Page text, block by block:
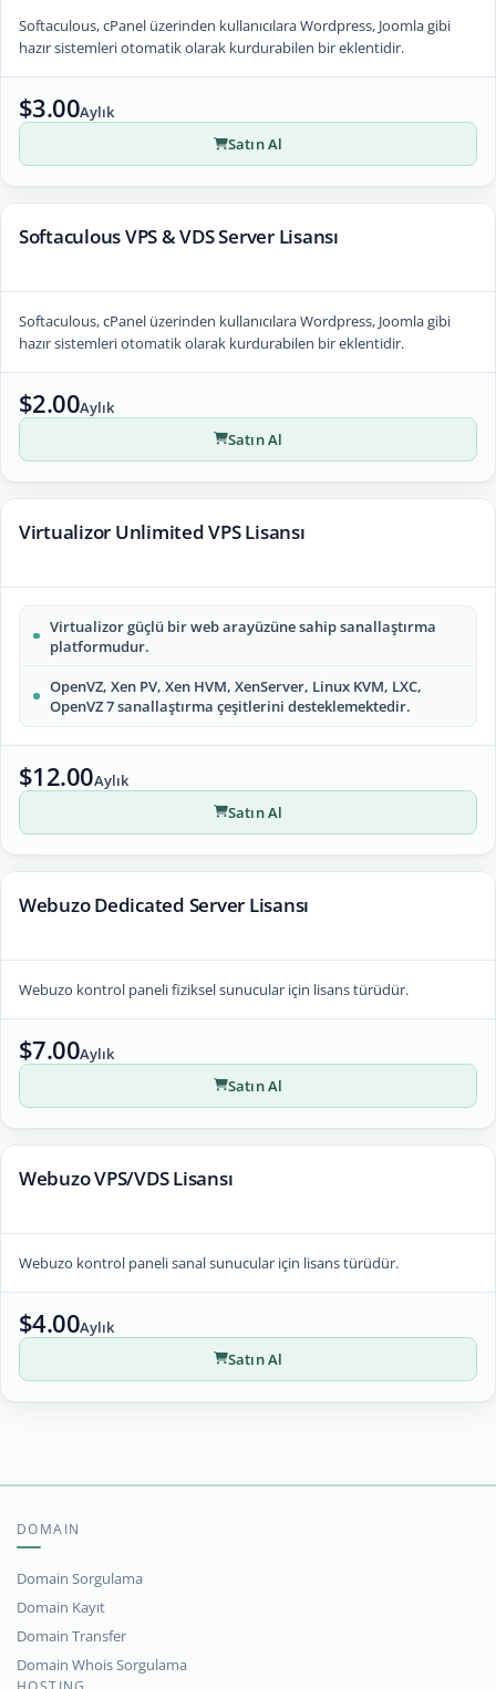
Softaculous, cPanel üzerinden kullanıcılara Wordpress, Joomla gibi
hazır sistemleri otomatik olarak kurdurabilen bir eklentidir.
$3.00Aylık
Satın Al
Softaculous VPS & VDS Server Lisansı
Softaculous, cPanel üzerinden kullanıcılara Wordpress, Joomla gibi
hazır sistemleri otomatik olarak kurdurabilen bir eklentidir.
$2.00Aylık
Satın Al
Virtualizor Unlimited VPS Lisansı
Virtualizor güçlü bir web arayüzüne sahip sanallaştırma
platformudur.
OpenVZ, Xen PV, Xen HVM, XenServer, Linux KVM, LXC,
OpenVZ 7 sanallaştırma çeşitlerini desteklemektedir.
$12.00Aylık
Satın Al
Webuzo Dedicated Server Lisansı
Webuzo kontrol paneli fiziksel sunucular için lisans türüdür.
$7.00Aylık
Satın Al
Webuzo VPS/VDS Lisansı
Webuzo kontrol paneli sanal sunucular için lisans türüdür.
$4.00Aylık
Satın Al
DOMAIN
Domain Sorgulama
Domain Kayıt
Domain Transfer
Domain Whois Sorgulama